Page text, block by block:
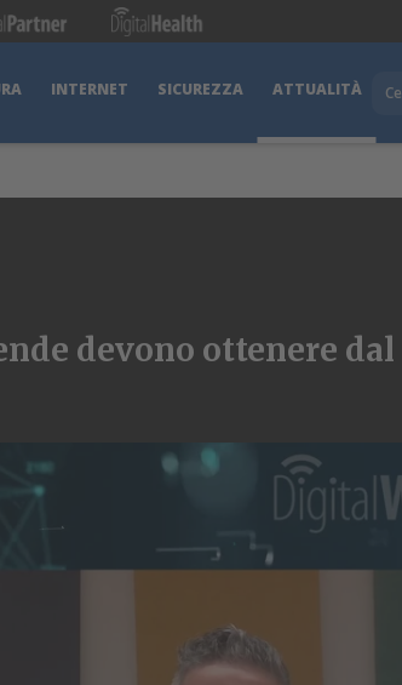
INTERNET SICUREZZA ATTUALITÀ
devono ottenere